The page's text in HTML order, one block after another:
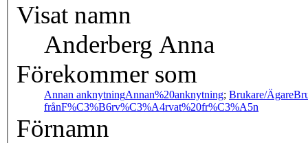
Visat namn
Anderberg Anna
Förekommer som
Annan anknytningAnnan%20anknytning; Brukare/Ägare
frånF%C3%B6rv%C3%A4rvat%20fr%C3%A5n
Förnamn